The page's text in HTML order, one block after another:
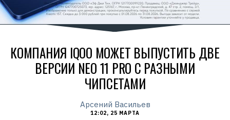
КОМПАНИЯ IQOO МОЖЕТ ВЫПУСТИТЬ ДВЕ
ВЕРСИИ NEO 11 PRO С РАЗНЫМИ
ЧИПСЕТАМИ
Арсений Васильев
12:02, 25 МАРТА